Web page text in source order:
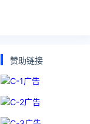
赞助链接